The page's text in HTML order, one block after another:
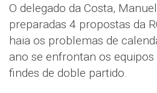
O delegado da Costa,
preparadas 4 propostas da
haia os problemas de
ano se enfrontan os
findes de doble partido.